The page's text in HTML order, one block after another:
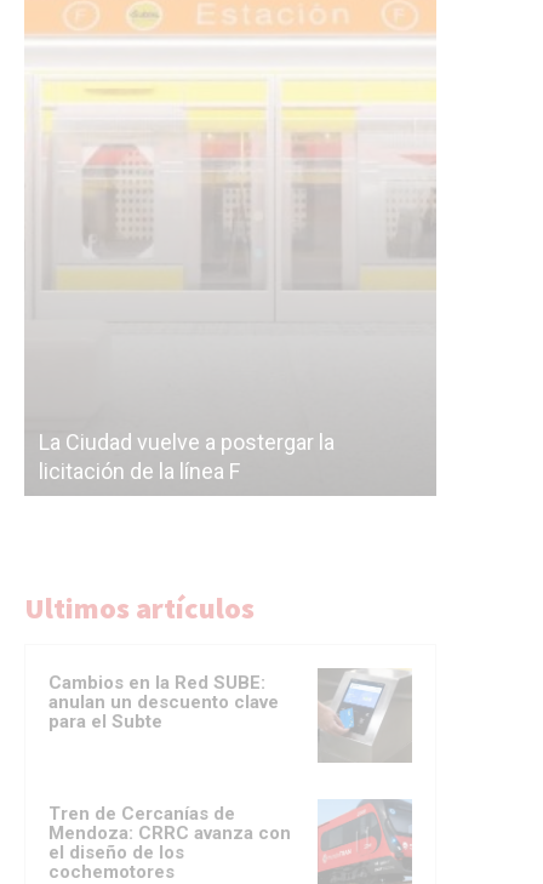
La Ciudad vuelve a postergar la
licitación de la línea F
Ultimos artículos
Cambios en la Red SUBE:
anulan un descuento clave
para el Subte
Tren de Cercanías de
Mendoza: CRRC avanza con
el diseño de los
cochemotores